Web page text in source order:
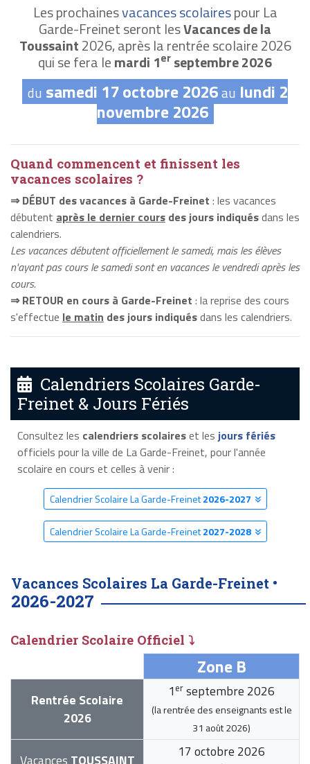
Les prochainesvacances scolairespour La
Garde-Freinet seront lesVacances de la
Toussaint2026, après la rentrée scolaire 2026
qui se fera lemardi 1er septembre 2026
du samedi 17 octobre 2026au lundi 2
novembre 2026
Quand commencent et finissent les
vacances scolaires ?
⇒ DÉBUT des vacances à Garde-Freinet : les vacances
débutent après le dernier cours des jours indiquésdans les
calendriers.
Les vacances débutent officiellement le samedi, mais les élèves
n'ayant pas cours le samedi sont en vacances le vendredi après les
cours.
⇒ RETOUR en cours à Garde-Freinet : la reprise des cours
s'effectue le matin des jours indiquésdans les calendriers.
Calendriers Scolaires Garde-
Freinet & Jours Fériés
Consultez les calendriers scolaireset les jours fériés
officiels pour la ville de La Garde-Freinet, pour l'année
scolaire en cours et celles à venir :
Calendrier Scolaire La Garde-Freinet2026-2027
Calendrier Scolaire La Garde-Freinet2027-2028
Vacances Scolaires La Garde-Freinet •
2026-2027
Calendrier Scolaire Officiel ⤵
Zone B
Rentrée Scolaire
2026
1 er septembre 2026
(la rentrée des enseignants est le
31 août 2026)
17 octobre 2026